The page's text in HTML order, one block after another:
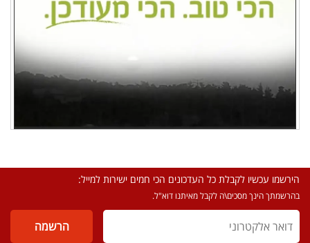
הירשמו עכשיו לקבלת כל העדכונים הכי חמים ישירות למייל:
בהרשמתך הינך מסכים\ה לקבל מאיתנו דוא"ל.